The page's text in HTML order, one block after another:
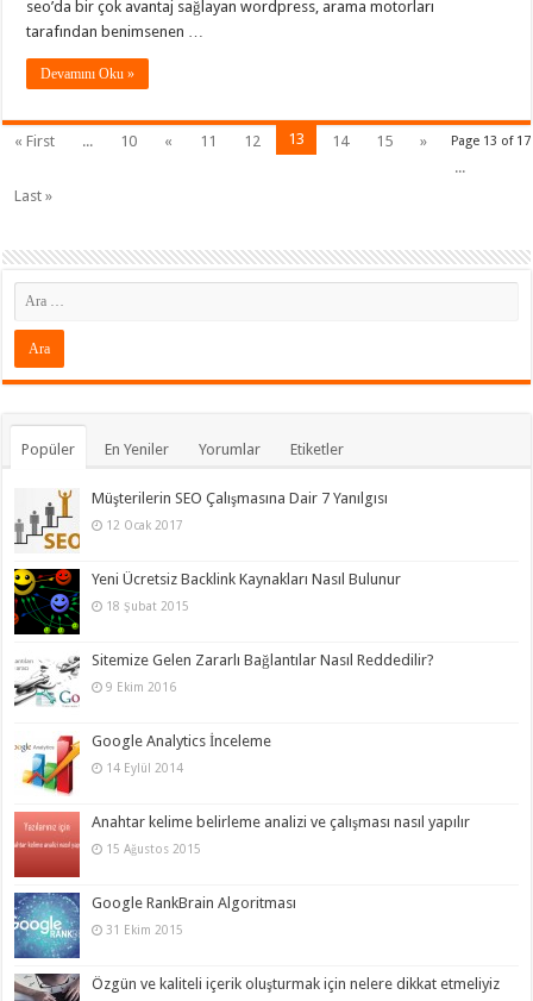
seo’da bir çok avantaj sağlayan wordpress, arama motorları
tarafından benimsenen …
Devamını Oku »
Page 13 of 17
« First ... 10 « 11 12 13 14 15
»
...
Last »
Popüler En Yeniler Yorumlar Etiketler
Müşterilerin SEO Çalışmasına Dair 7 Yanılgısı
12 Ocak 2017
Yeni Ücretsiz Backlink Kaynakları Nasıl Bulunur
18 Şubat 2015
Sitemize Gelen Zararlı Bağlantılar Nasıl Reddedilir?
9 Ekim 2016
Google Analytics İnceleme
14 Eylül 2014
Anahtar kelime belirleme analizi ve çalışması nasıl yapılır
15 Ağustos 2015
Google RankBrain Algoritması
31 Ekim 2015
Özgün ve kaliteli içerik oluşturmak için nelere dikkat etmeliyiz